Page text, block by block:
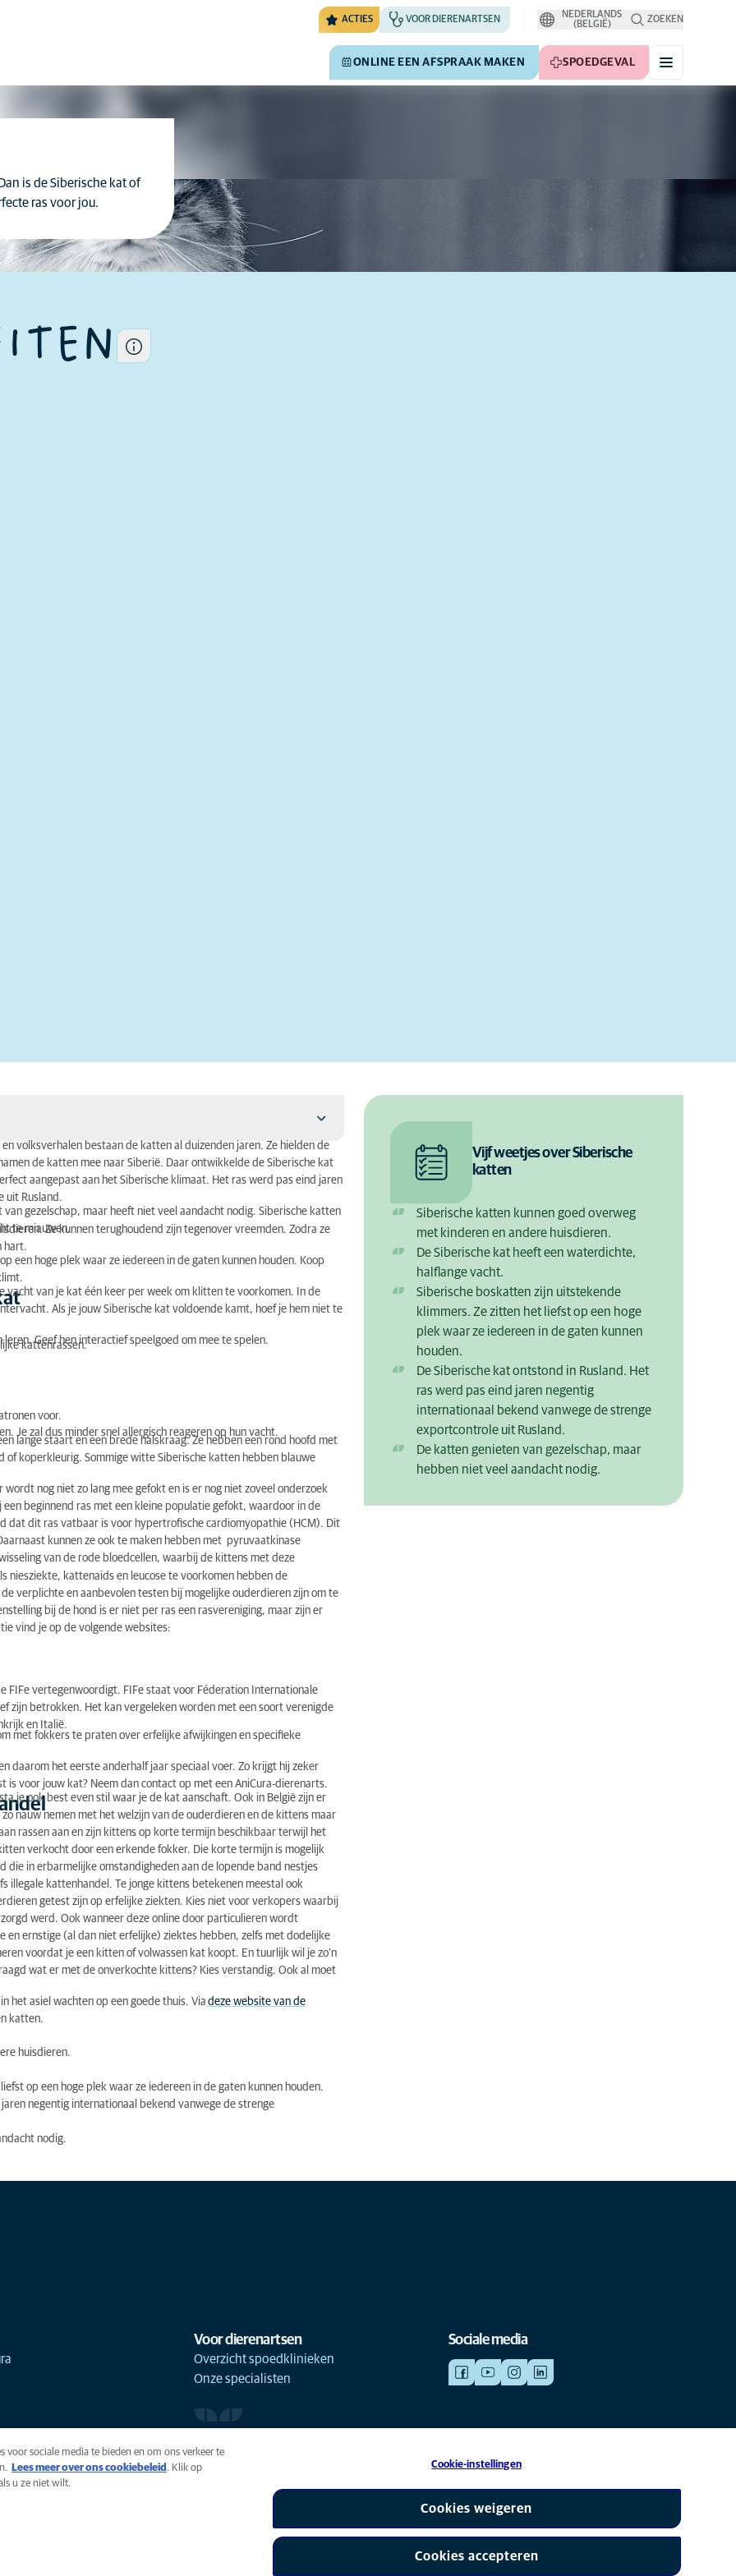
ACTIES VOOR DIERENARTSEN
NEDERLANDS
(BELGIË)
ZOEKEN
ONLINE EEN AFSPRAAK MAKEN SPOEDGEVAL
is de Siberische kat of
ras voor jou.
volksverhalen bestaan de katten al duizenden jaren. Ze hielden de
de katten mee naar Siberië. Daar ontwikkelde de Siberische kat
aangepast aan het Siberische klimaat. Het ras werd pas eind jaren
uit Rusland.
gezelschap, maar heeft niet veel aandacht nodig. Siberische katten
te miauwen.Ze kunnen terughoudend zijn tegenover vreemden. Zodra ze
hart.
een hoge plek waar ze iedereen in de gaten kunnen houden. Koop
van je kat één keer per week om klitten te voorkomen. In de
Als je jouw Siberische kat voldoende kamt, hoef je hem niet te
Geef hen interactief speelgoed om mee te spelen.
kattenrassen.
voor.
Je zal dus minder snel allergisch reageren op hun vacht.
lange staart en een brede halskraag. Ze hebben een rond hoofd met
of koperkleurig. Sommige witte Siberische katten hebben blauwe
nog niet zo lang mee gefokt en is er nog niet zoveel onderzoek
beginnend ras met een kleine populatie gefokt, waardoor in de
dat dit ras vatbaar is voor hypertrofische cardiomyopathie (HCM). Dit
kunnen ze ook te maken hebben met pyruvaatkinase
van de rode bloedcellen, waarbij de kittens met deze
niesziekte, kattenaids en leucose te voorkomen hebben de
verplichte en aanbevolen testen bij mogelijke ouderdieren zijn om te
bij de hond is er niet per ras een rasvereniging, maar zijn er
vind je op de volgende websites:
FIFe vertegenwoordigt. FIFe staat voor Féderation Internationale
zijn betrokken. Het kan vergeleken worden met een soort verenigde
en Italië.
met fokkers te praten over erfelijke afwijkingen en specifieke
daarom het eerste anderhalf jaar speciaal voer. Zo krijgt hij zeker
voor jouw kat? Neem dan contact op met een AniCura-dierenarts.
je ook best even stil waar je de kat aanschaft. Ook in België zijn er
nauw nemen met het welzijn van de ouderdieren en de kittens maar
rassen aan en zijn kittens op korte termijn beschikbaar terwijl het
verkocht door een erkende fokker. Die korte termijn is mogelijk
in erbarmelijke omstandigheden aan de lopende band nestjes
illegale kattenhandel. Te jonge kittens betekenen meestal ook
getest zijn op erfelijke ziekten. Kies niet voor verkopers waarbij
werd. Ook wanneer deze online door particulieren wordt
ernstige (al dan niet erfelijke) ziektes hebben, zelfs met dodelijke
voordat je een kitten of volwassen kat koopt. En tuurlijk wil je zo’n
wat er met de onverkochte kittens? Kies verstandig. Ook al moet
het asiel wachten op een goede thuis. Via deze website van de
katten.
huisdieren.
op een hoge plek waar ze iedereen in de gaten kunnen houden.
negentig internationaal bekend vanwege de strenge
nodig.
Vijf weetjes over Siberische
katten
Siberische katten kunnen goed overweg
met kinderen en andere huisdieren.
De Siberische kat heeft een waterdichte,
halflange vacht.
Siberische boskatten zijn uitstekende
klimmers. Ze zitten het liefst op een hoge
plek waar ze iedereen in de gaten kunnen
houden.
De Siberische kat ontstond in Rusland. Het
ras werd pas eind jaren negentig
internationaal bekend vanwege de strenge
exportcontrole uit Rusland.
De katten genieten van gezelschap, maar
hebben niet veel aandacht nodig.
Voor dierenartsen
Overzicht spoedklinieken
Onze specialisten
Sociale media
AniCura is een partner van Mars, Inc © 2026
De algemene eigenschappen
verschillen per kat want elke
kat is uniek.
sociale media te bieden en om ons verkeer te
Lees meer over ons cookiebeleid (opens in a new tab)
. Klik op
u ze niet wilt.
Cookie-instellingen
Cookies weigeren
Cookies accepteren